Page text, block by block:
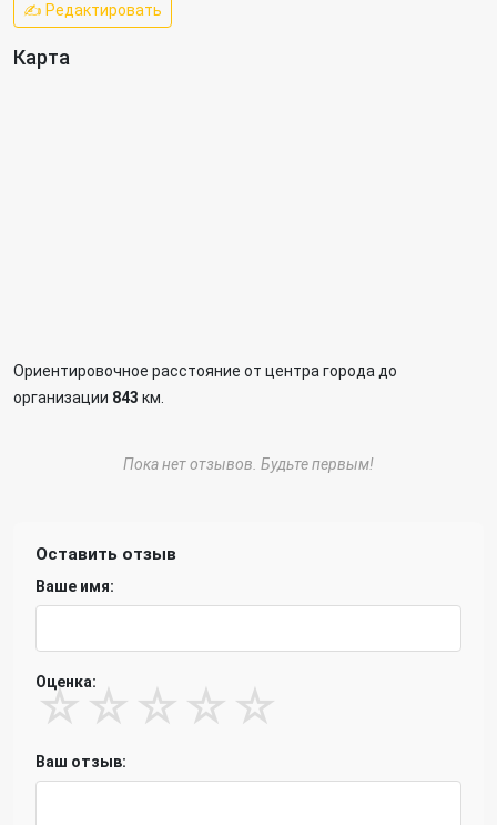
✍ Редактировать
Карта
Ориентировочное расстояние от центра города до
организации 843 км.
Пока нет отзывов. Будьте первым!
Оставить отзыв
Ваше имя:
Оценка:
☆ ☆ ☆ ☆ ☆
Ваш отзыв: